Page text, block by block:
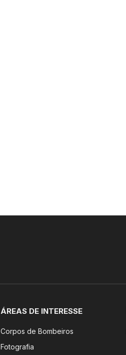
ÁREAS DE INTERESSE
Corpos de Bombeiros
Fotografia